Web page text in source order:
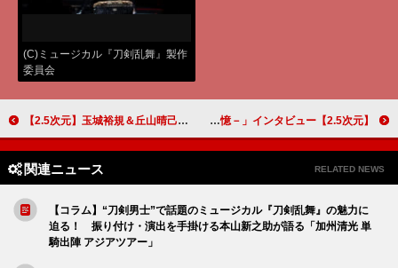
(C)ミュージカル『刀剣乱舞』製作
委員会
【2.5次元】玉城裕規＆丘山晴己インタビュー “逆2.5次元”作品「錆色のアーマ」 −繋ぐ−で「キャラクターを自分の色に染めていきたい」 【2.5次元】太田基裕が語る俳優論「役者は空間とそのときの記憶を提供する仕事」 舞台「囚われのパルマ－失われた記憶－」インタビュー
関連ニュース RELATED NEWS
【コラム】“刀剣男士”で話題のミュージカル『刀剣乱舞』の魅力に
迫る！ 振り付け・演出を手掛ける本山新之助が語る「加州清光 単
騎出陣 アジアツアー」